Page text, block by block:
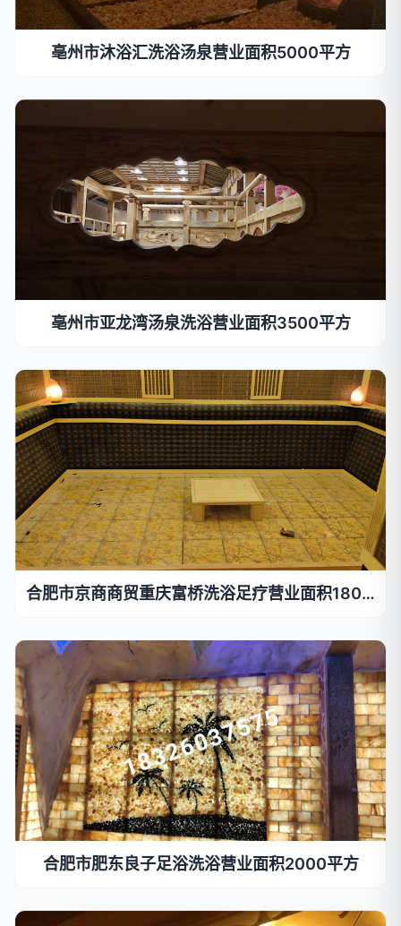
亳州市沐浴汇洗浴汤泉营业面积5000平方
亳州市亚龙湾汤泉洗浴营业面积3500平方
合肥市京商商贸重庆富桥洗浴足疗营业面积1800平方
合肥市肥东良子足浴洗浴营业面积2000平方